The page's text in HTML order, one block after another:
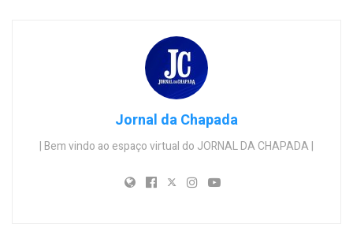
Jornal da Chapada
| Bem vindo ao espaço virtual do JORNAL DA CHAPADA |